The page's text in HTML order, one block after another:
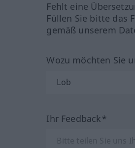
Fehlt eine
Füllen Sie bitte das
gemäß unserem
Wozu möchten Sie
Ihr Feedback*